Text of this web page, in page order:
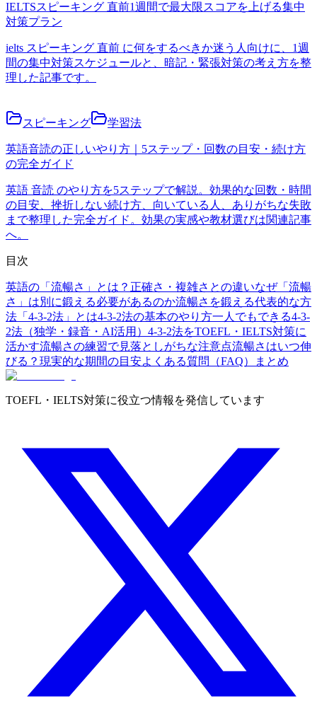
IELTSスピーキング 直前1週間で最大限スコアを上げる集中
対策プラン
ielts スピーキング 直前 に何をするべきか迷う人向けに、1週
間の集中対策スケジュールと、暗記・緊張対策の考え方を整
理した記事です。
スピーキング 学習法
英語音読の正しいやり方｜5ステップ・回数の目安・続け方
の完全ガイド
英語 音読 のやり方を5ステップで解説。効果的な回数・時間
の目安、挫折しない続け方、向いている人、ありがちな失敗
まで整理した完全ガイド。効果の実感や教材選びは関連記事
へ。
目次
英語の「流暢さ」とは？正確さ・複雑さとの違いなぜ「流暢
さ」は別に鍛える必要があるのか流暢さを鍛える代表的な方
法「4-3-2法」とは4-3-2法の基本のやり方一人でもできる4-3-
2法（独学・録音・AI活用） 4-3-2法をTOEFL・IELTS対策に
活かす流暢さの練習で見落としがちな注意点流暢さはいつ伸
びる？現実的な期間の目安よくある質問（FAQ） まとめ
TOEFL・IELTS対策に役立つ情報を発信しています